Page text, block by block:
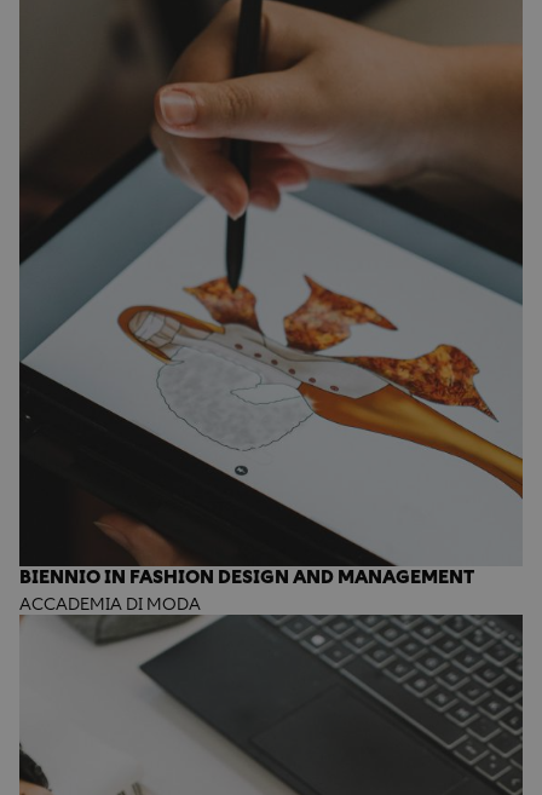
BIENNIO IN FASHION DESIGN AND MANAGEMENT
ACCADEMIA DI MODA